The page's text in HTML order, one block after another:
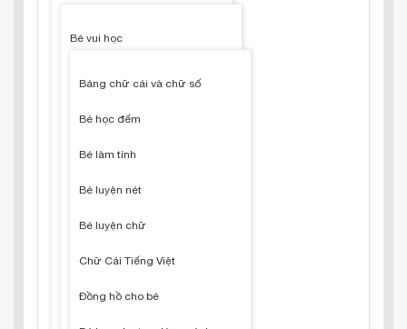
Bé vui học
Bảng chữ cái và chữ số
Bé học đếm
Bé làm tính
Bé luyện nét
Bé luyện chữ
Chữ Cái Tiếng Việt
Đồng hồ cho bé